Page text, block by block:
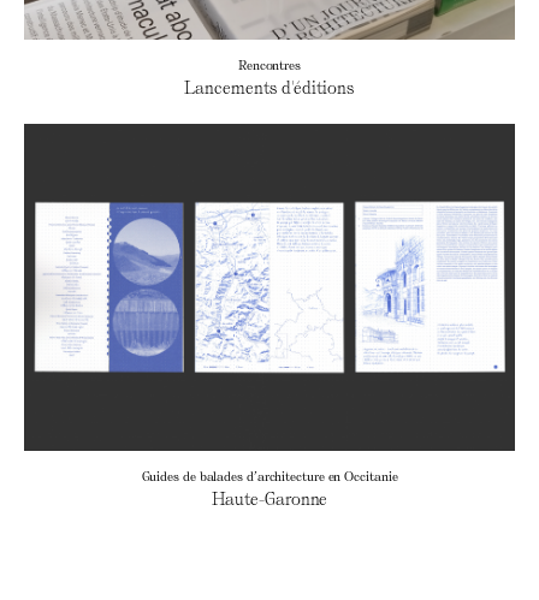
Rencontres
Lancements d'éditions
Guides de balades d’architecture en Occitanie
Haute-Garonne